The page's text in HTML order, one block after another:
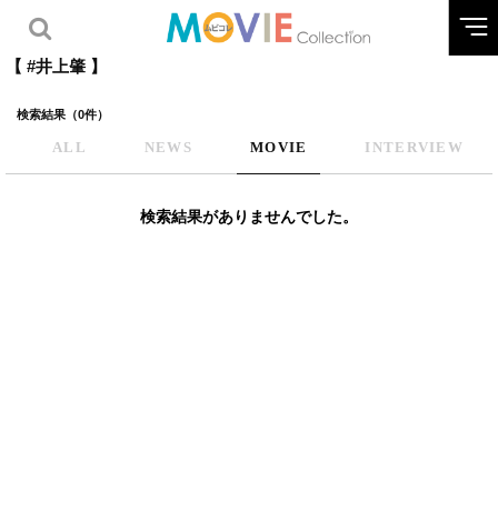
【 #井上肇 】
検索結果（0件）
ALL NEWS MOVIE INTERVIEW
検索結果がありませんでした。